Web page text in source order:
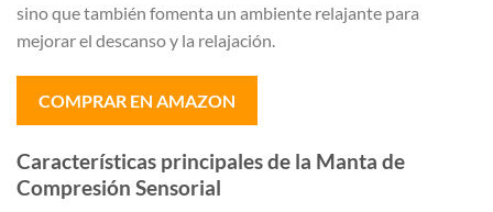
sino que también fomenta un ambiente relajante para
mejorar el descanso y la relajación.
COMPRAR EN AMAZON
Características principales de la Manta de
Compresión Sensorial